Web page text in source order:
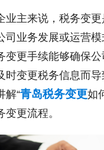
业主来说，税务变
司业务发展或运营
变更手续能够确保
变更税务信息而导
解“青岛税务变更如
更流程。